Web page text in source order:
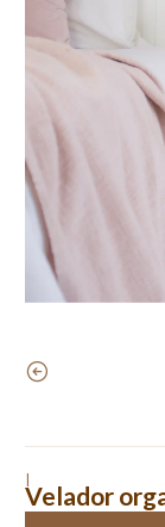
|
Velador